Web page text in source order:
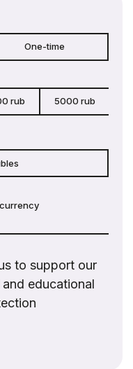
One-time
rub 5000 rub
to support our
educational